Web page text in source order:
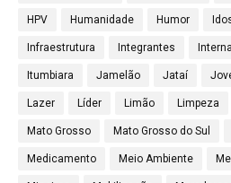
HPV Humanidade Humor
Infraestrutura Integrantes
Itumbiara Jamelão Jataí
Lazer Líder Limão Limpeza
Mato Grosso Mato Grosso do Sul
Medicamento Meio Ambiente